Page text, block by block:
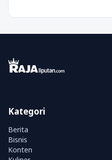
Kategori
Berita
Bisnis
Konten